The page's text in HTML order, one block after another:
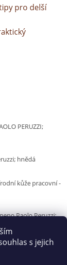
s jejich
pro delší
PERUZZI;
hnědá
kůže pracovní -
Paolo Peruzzi;